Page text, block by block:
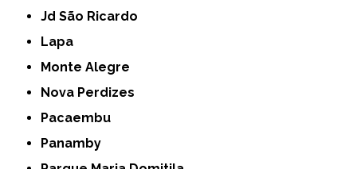
Jd São Ricardo
Lapa
Monte Alegre
Nova Perdizes
Pacaembu
Panamby